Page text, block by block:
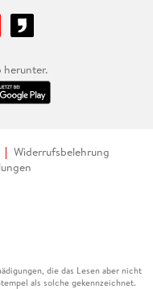
herunter.
Widerrufsbelehrung
die das Lesen aber nicht
als solche gekennzeichnet.